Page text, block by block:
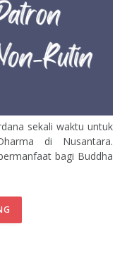
sekali waktu untuk
di Nusantara.
bagi Buddha